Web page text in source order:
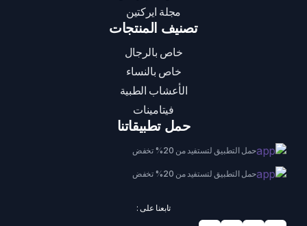
مجلة ايركتين
تصنيف المنتجات
خاص بالرجال
خاص بالنساء
الأعشاب الطبية
فيتامينات
حمل تطبيقاتنا
حمل التطبيق لتستفيد من 20% تخفض
حمل التطبيق لتستفيد من 20% تخفض
تابعنا على :